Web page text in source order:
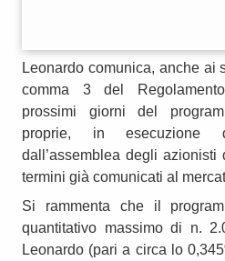
Leonardo comunica, anche ai
comma 3 del
prossimi giorni del
proprie, in esecuzione
dall’assemblea degli
termini già comunicati al
Si rammenta che il
quantitativo massimo di n.
Leonardo (pari a circa lo